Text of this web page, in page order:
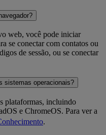
web, você pode iniciar
se conectar com contatos ou
de sessão, ou se conectar
sistemas operacionais?
plataformas, incluindo
e ChromeOS. Para ver a
.